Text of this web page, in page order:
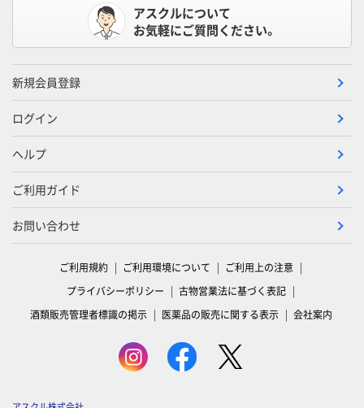
アスクルについて
お気軽にご質問ください。
新規会員登録
ログイン
ヘルプ
ご利用ガイド
お問い合わせ
ご利用規約 ご利用環境について
ご利用上の注意
プライバシーポリシー
古物営業法に基づく表記
酒類販売管理者標識の掲示
医薬品の販売に関する表示 会社案内